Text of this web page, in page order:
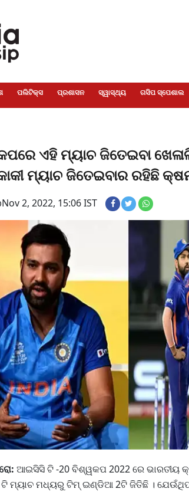
ପଲିଟିକ୍ସ ପ୍ରଶାସନ ସ୍ୱାସ୍ଥ୍ୟ ଗସିପ ସ୍ପେଶାଲ
ଏହି ମ୍ୟାଚ ଜିତେଇବା
ମ୍ୟାଚ ଜିତେଇବାର ରହିଛି
Nov 2, 2022, 15:06 IST
ଆଇସିସି ଟି -20 ବିଶ୍ୱକପ 2022 ରେ ଭାରତୀୟ
ଟି ମ୍ୟାଚ ମଧ୍ୟରୁ ଟିମ୍ ଇଣ୍ଡିଆ 2ଟି ଜିତିଛି ।